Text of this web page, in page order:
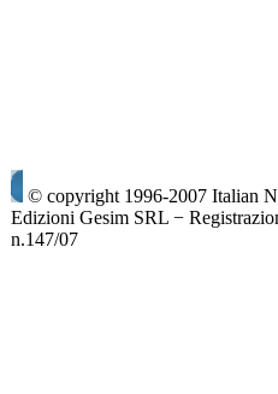
© copyright 1996-2007 Italian
Edizioni Gesim SRL −
n.147/07